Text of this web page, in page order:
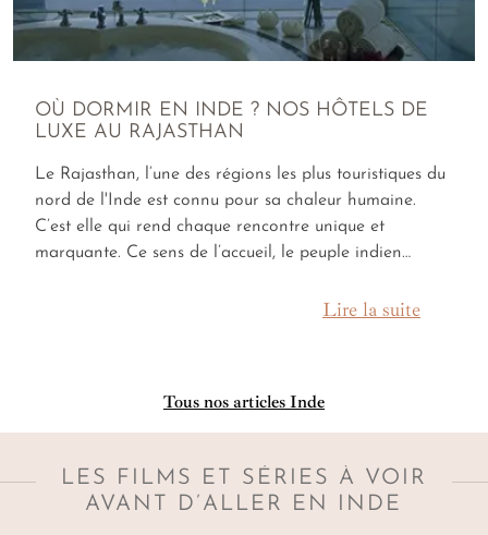
OÙ DORMIR EN INDE ? NOS HÔTELS DE
LUXE AU RAJASTHAN
Le Rajasthan, l’une des régions les plus touristiques du
nord de l'Inde est connu pour sa chaleur humaine.
C’est elle qui rend chaque rencontre unique et
marquante. Ce sens de l’accueil, le peuple indien…
Lire la suite
Tous nos articles Inde
LES FILMS ET SÉRIES À VOIR
AVANT D’ALLER EN INDE